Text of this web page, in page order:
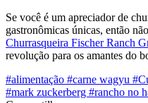
Se você é um apreciador de
gastronômicas únicas, então
Churrasqueira Fischer Ranch
revolução para os amantes do
#alimentação #carne wagyu
#mark zuckerberg #rancho no